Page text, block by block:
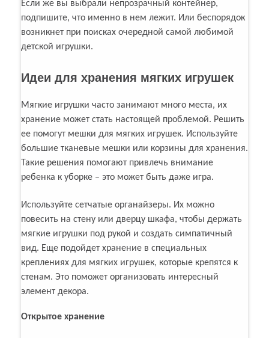
Если же вы выбрали непрозрачный контейнер,
подпишите, что именно в нем лежит. Или беспорядок
возникнет при поисках очередной самой любимой
детской игрушки.
Идеи для хранения мягких игрушек
Мягкие игрушки часто занимают много места, их
хранение может стать настоящей проблемой. Решить
ее помогут мешки для мягких игрушек. Используйте
большие тканевые мешки или корзины для хранения.
Такие решения помогают привлечь внимание
ребенка к уборке – это может быть даже игра.
Используйте сетчатые органайзеры. Их можно
повесить на стену или дверцу шкафа, чтобы держать
мягкие игрушки под рукой и создать симпатичный
вид. Еще подойдет хранение в специальных
креплениях для мягких игрушек, которые крепятся к
стенам. Это поможет организовать интересный
элемент декора.
Открытое хранение